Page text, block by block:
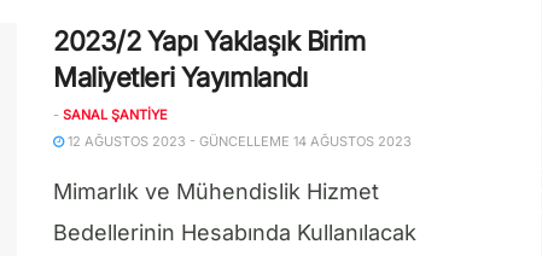
2023/2 Yapı Yaklaşık Birim
Maliyetleri Yayımlandı
- SANAL ŞANTIYE
12 AĞUSTOS 2023 - GÜNCELLEME 14 AĞUSTOS 2023
Mimarlık ve Mühendislik Hizmet
Bedellerinin Hesabında Kullanılacak